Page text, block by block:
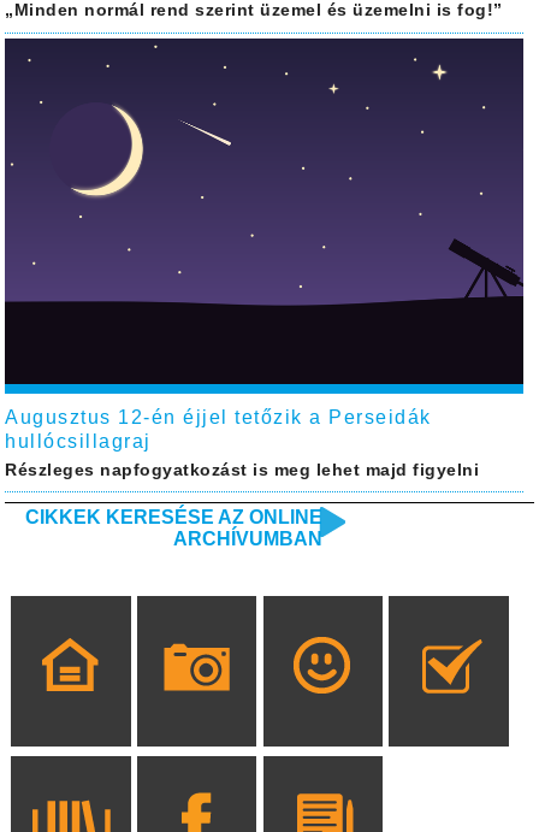
„Minden normál rend szerint üzemel és üzemelni is fog!”
Augusztus 12-én éjjel tetőzik a Perseidák
hullócsillagraj
Részleges napfogyatkozást is meg lehet majd figyelni
CIKKEK KERESÉSE AZ ONLINE
ARCHÍVUMBAN